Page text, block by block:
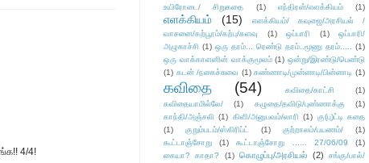
4/4!
உயிரோடை/ சிறுகதை
(1) எந்திரன்/எளக்கியம் (1)
எளக்கியம் (15)
எளக்கியம்/ கவுஜை/அரசியல் /
வாசனை/கற்பூரம்/கற்பு/களவு
(1) ஒப்பாரி (1)
ஒப்பாரி/
அழுகாச்சி (1) ஒரு தரம்... ரெண்டு தரம்..மூணு தரம்..... (1)
ஒரு வாக்காளனின் வாக்குமூலம் (1) ஒன்று/இரண்டு/பெண்டு
(1) கடன் /நகைச்சுவை (1) கண்ணாடி/முன்னாடி/பின்னாடி (1)
கவிதை (54) கவிதை/காட்சி
(1)
கவிதையாமில்லே/
(1) கழுதை/தவிடு/புண்ணாக்கு
(1)
காந்தி/அஞ்சலி (1) கிளி/அனுபவம்/லாரி (1) கு(பு)ட்டி கதை
(1)
குறும்படம்/ஸ்கிரிப்ட் (1) குற்றாலம்/பயணம்/
(1)
கூட்டாஞ்சோறு
(1) கூட்டாஞ்சோறு ...... 27/06/09
(1)
கையா? காதா?
(1) கொழுப்பு/அரசியல் (2)
சங்கு/பால்/